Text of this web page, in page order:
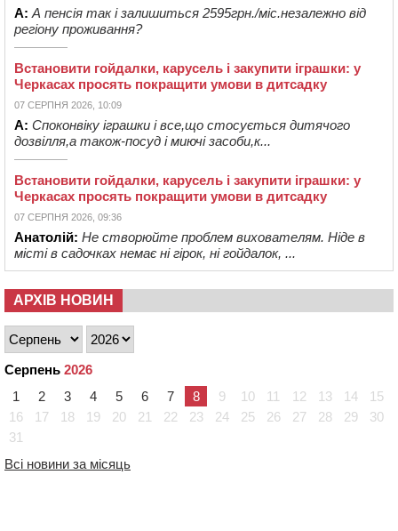
А: А пенсія так і залишиться 2595грн./міс.незалежно від
регіону проживання?
Встановити гойдалки, карусель і закупити іграшки: у
Черкасах просять покращити умови в дитсадку
07 СЕРПНЯ 2026, 10:09
А: Споконвіку іграшки і все,що стосується дитячого
дозвілля,а також-посуд і миючі засоби,к...
Встановити гойдалки, карусель і закупити іграшки: у
Черкасах просять покращити умови в дитсадку
07 СЕРПНЯ 2026, 09:36
Анатолій: Не створюйте проблем вихователям. Ніде в
місті в садочках немає ні гірок, ні гойдалок, ...
АРХІВ НОВИН
Серпень 2026
1
2 3 4 5 6 7 8 9 10 11 12 13 14
15
16
17 18 19 20 21 22 23 24 25 26 27 28 29
30
31
Всі новини за місяць